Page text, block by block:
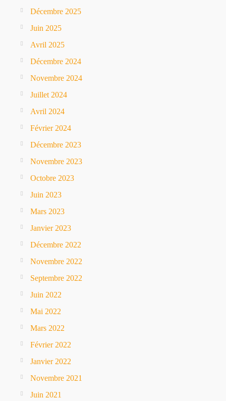
Décembre 2025
Juin 2025
Avril 2025
Décembre 2024
Novembre 2024
Juillet 2024
Avril 2024
Février 2024
Décembre 2023
Novembre 2023
Octobre 2023
Juin 2023
Mars 2023
Janvier 2023
Décembre 2022
Novembre 2022
Septembre 2022
Juin 2022
Mai 2022
Mars 2022
Février 2022
Janvier 2022
Novembre 2021
Juin 2021